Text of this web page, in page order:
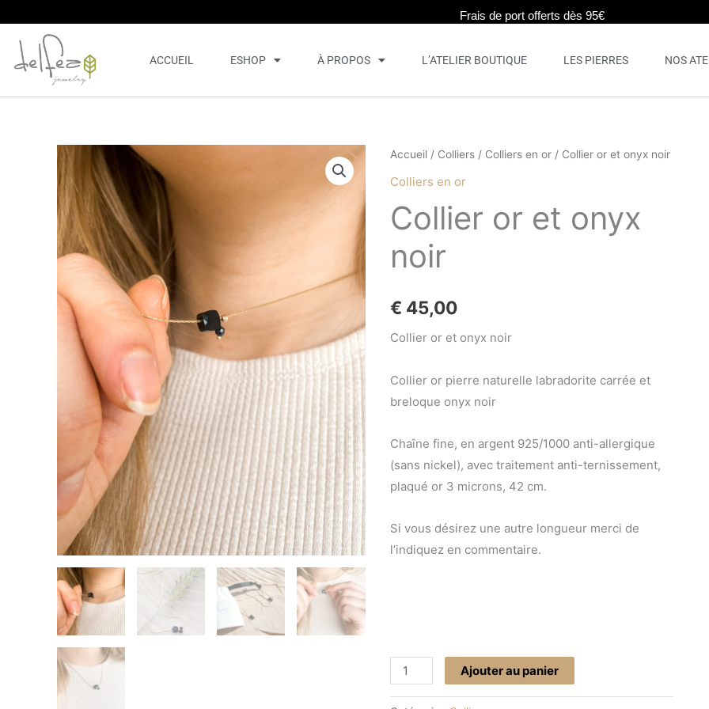
Frais de port offerts dès 95€
contenu
ACCUEIL ESHOP À PROPOS L’ATELIER BOUTIQUE LES PIERRES NOS
Accueil/ Colliers/ Colliers en or/ Collier or et onyx noir
Colliers en or
Collier or et onyx
noir
€ 45,00
Collier or et onyx noir
Collier or pierre naturelle labradorite carrée et
breloque onyx noir
Chaîne fine, en argent 925/1000 anti-allergique
(sans nickel), avec traitement anti-ternissement,
plaqué or 3 microns, 42 cm.
Si vous désirez une autre longueur merci de
l’indiquez en commentaire.
quantité
de
or
onyx
Ajouter au panier